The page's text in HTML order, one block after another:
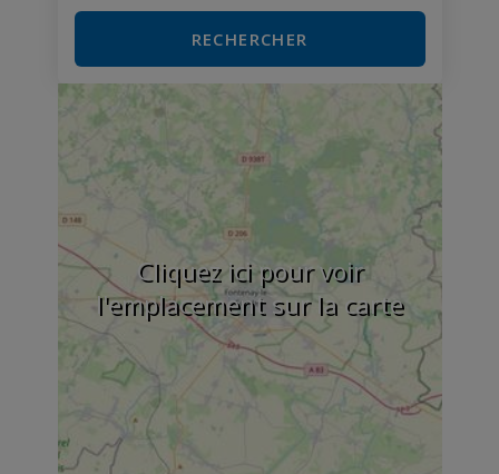
RECHERCHER
Cliquez ici pour voir
l'emplacement sur la carte